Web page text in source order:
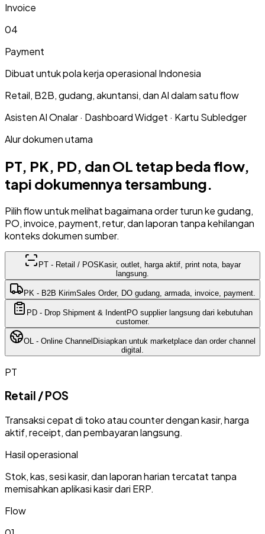
Invoice
04
Payment
Dibuat untuk pola kerja operasional Indonesia
Retail, B2B, gudang, akuntansi, dan AI dalam satu flow
Asisten AI Onalar · Dashboard Widget · Kartu Subledger
Alur dokumen utama
PT, PK, PD, dan OL tetap beda flow,
tapi dokumennya tersambung.
Pilih flow untuk melihat bagaimana order turun ke gudang,
PO, invoice, payment, retur, dan laporan tanpa kehilangan
konteks dokumen sumber.
PT - Retail / POSKasir, outlet, harga aktif, print nota, bayar
langsung.
PK - B2B KirimSales Order, DO gudang, armada, invoice, payment.
PD - Drop Shipment & IndentPO supplier langsung dari kebutuhan
customer.
OL - Online ChannelDisiapkan untuk marketplace dan order channel
digital.
PT
Retail / POS
Transaksi cepat di toko atau counter dengan kasir, harga
aktif, receipt, dan pembayaran langsung.
Hasil operasional
Stok, kas, sesi kasir, dan laporan harian tercatat tanpa
memisahkan aplikasi kasir dari ERP.
Flow